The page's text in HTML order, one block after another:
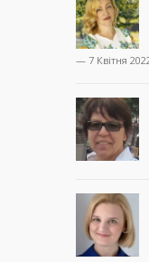
— 7 Квітня